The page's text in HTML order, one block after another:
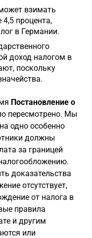
взимать
процента,
в Германии.
доход налогом в
поскольку
Постановление о
пересмотрено. Мы
одно особенно
должны
за границей
доказательства
отсутствует,
от налога в
правила
и другим
или